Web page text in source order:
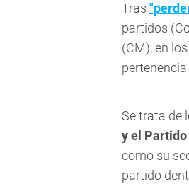
Tras
partidos
(CM), en
Se trata de
y el
como su
partido